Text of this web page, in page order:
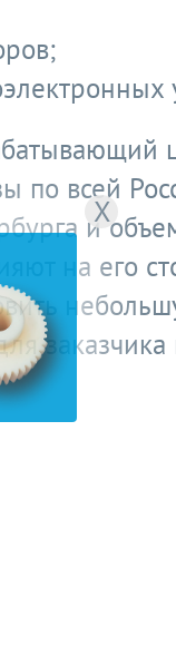
по всей
и
на его
заказчика
X